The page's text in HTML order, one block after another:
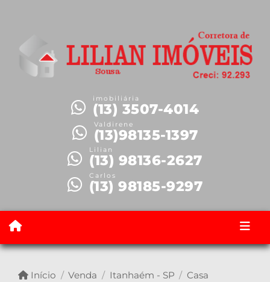
imobiliária
(13) 3507-4014
Valdirene
(13)98135-1397
Lilian
(13) 98136-2627
Carlos
(13) 98185-9297
Início Venda Itanhaém - SP
Casa